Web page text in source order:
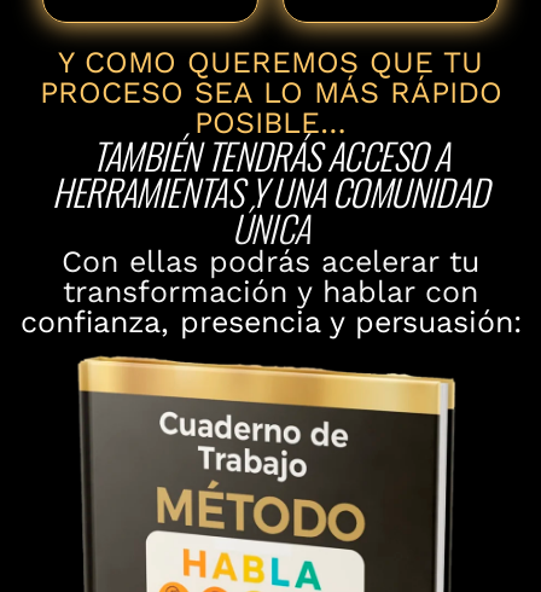
Y COMO QUEREMOS QUE TU
PROCESO SEA LO MÁS RÁPIDO
POSIBLE…
TAMBIÉN TENDRÁS ACCESO A
HERRAMIENTAS Y UNA COMUNIDAD
ÚNICA
Con ellas podrás acelerar tu
transformación y hablar con
confianza, presencia y persuasión: